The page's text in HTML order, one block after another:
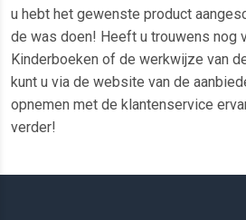
u hebt het gewenste product
de was doen! Heeft u trouwens nog
Kinderboeken of de werkwijze van
kunt u via de website van de
opnemen met de klantenservice
verder!